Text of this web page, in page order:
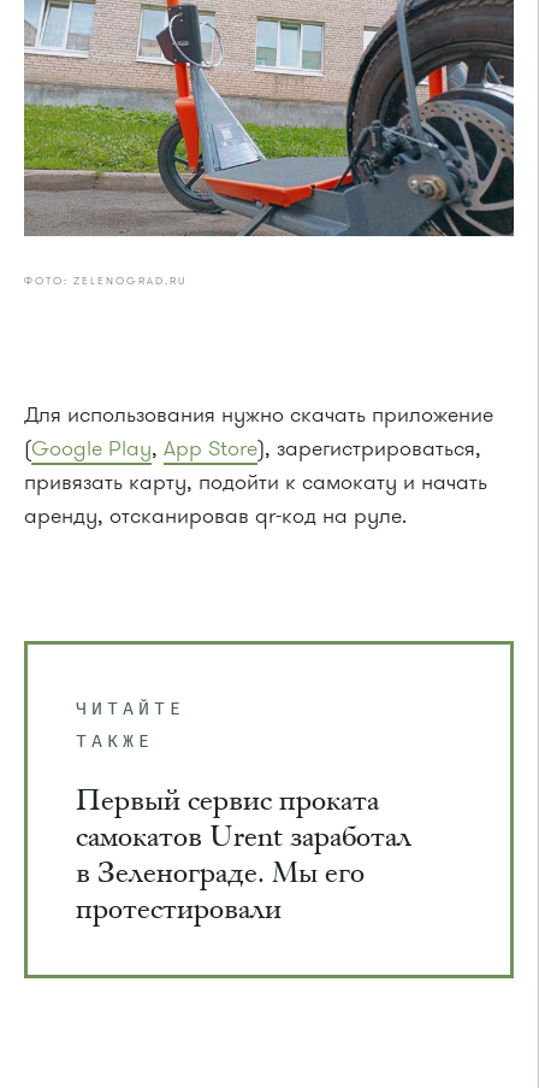
ФОТО: ZELENOGRAD.RU
Для использования нужно скачать приложение
(Google Play, App Store), зарегистрироваться,
привязать карту, подойти к самокату и начать
аренду, отсканировав qr-код на руле.
ЧИТАЙТЕ
ТАКЖЕ
Первый сервис проката
самокатов Urent заработал
в Зеленограде. Мы его
протестировали